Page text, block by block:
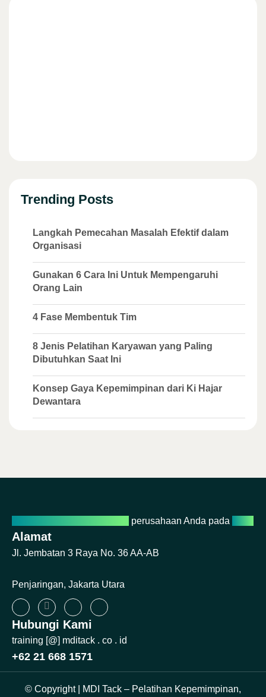
Trending Posts
Langkah Pemecahan Masalah Efektif dalam
Organisasi
Gunakan 6 Cara Ini Untuk Mempengaruhi
Orang Lain
4 Fase Membentuk Tim
8 Jenis Pelatihan Karyawan yang Paling
Dibutuhkan Saat Ini
Konsep Gaya Kepemimpinan dari Ki Hajar
Dewantara
perusahaan Anda pada
Alamat
Jl. Jembatan 3 Raya No. 36 AA-AB
Penjaringan, Jakarta Utara
Hubungi Kami
training [@] mditack . co . id
+62 21 668 1571
© Copyright | MDI Tack – Pelatihan Kepemimpinan,